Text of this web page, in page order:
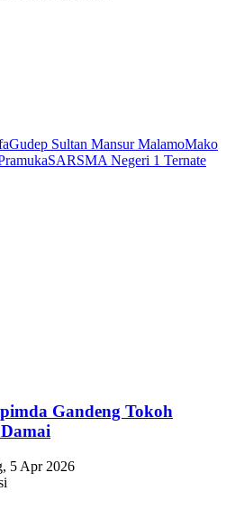
Gudep Sultan Mansur MalamoMako
SARSMA Negeri 1 Ternate
Gandeng Tokoh
5 Apr 2026